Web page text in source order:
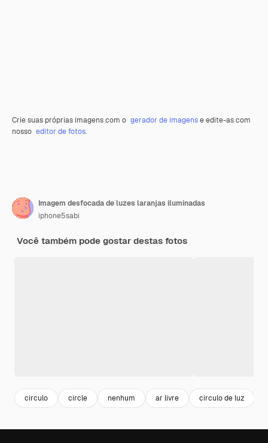
Crie suas próprias imagens com o gerador de imagense edite-as com
nosso editor de fotos.
Imagem desfocada de luzes laranjas iluminadas
iphone5sabi
Você também pode gostar destas fotos
circulo circle nenhum ar livre circulo de luz